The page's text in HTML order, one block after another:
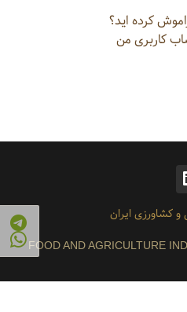
کرده اید؟
کاربری من
کشاورزی ایران
FOOD AND AGRICULTURE